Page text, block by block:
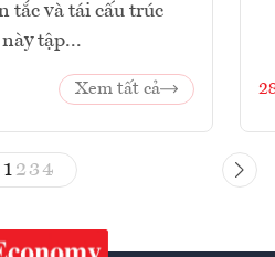
tắc và tái cấu trúc
tập...
Xem tất cả
1 23 4